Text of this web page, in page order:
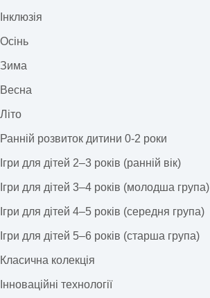
Інклюзія
Осінь
Зима
Весна
Літо
Ранній розвиток дитини 0-2 роки
Ігри для дітей 2–3 років (ранній вік)
Ігри для дітей 3–4 років (молодша група)
Ігри для дітей 4–5 років (середня група)
Ігри для дітей 5–6 років (старша група)
Класична колекція
Інноваційні технології